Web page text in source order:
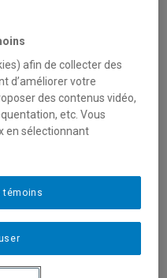
points de la
afin de collecter des
d’améliorer votre
des contenus vidéo,
etc. Vous
en sélectionnant
témoins